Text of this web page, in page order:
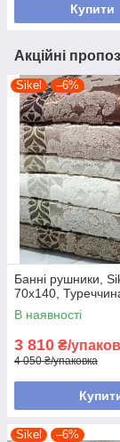
Купити
Акційні
Sikel –6%
Банні рушники,
70х140,
В наявності
3 810 ₴/
4 050 ₴/упаковка
Sikel –6%